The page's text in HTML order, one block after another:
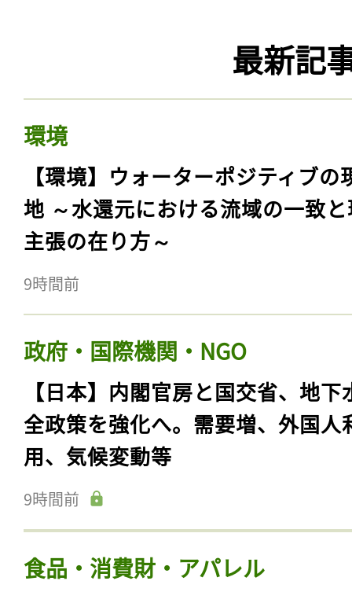
最新記
環境
【環境】ウォーターポジティブの
地 ～水還元における流域の一致
主張の在り方～
9時間前
政府・国際機関・NGO
【日本】内閣官房と国交省、地下
全政策を強化へ。需要増、外国人
用、気候変動等
9時間前
食品・消費財・アパレル